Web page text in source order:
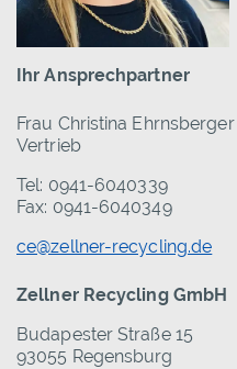
Ihr Ansprechpartner
Frau Christina Ehrnsberger
Vertrieb
Tel: 0941-6040339
Fax: 0941-6040349
ce@zellner-recycling.de
Zellner Recycling GmbH
Budapester Straße 15
93055 Regensburg